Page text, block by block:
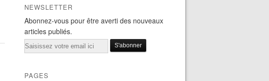
NEWSLETTER
Abonnez-vous pour être averti des nouveaux
articles publiés.
Email
PAGES